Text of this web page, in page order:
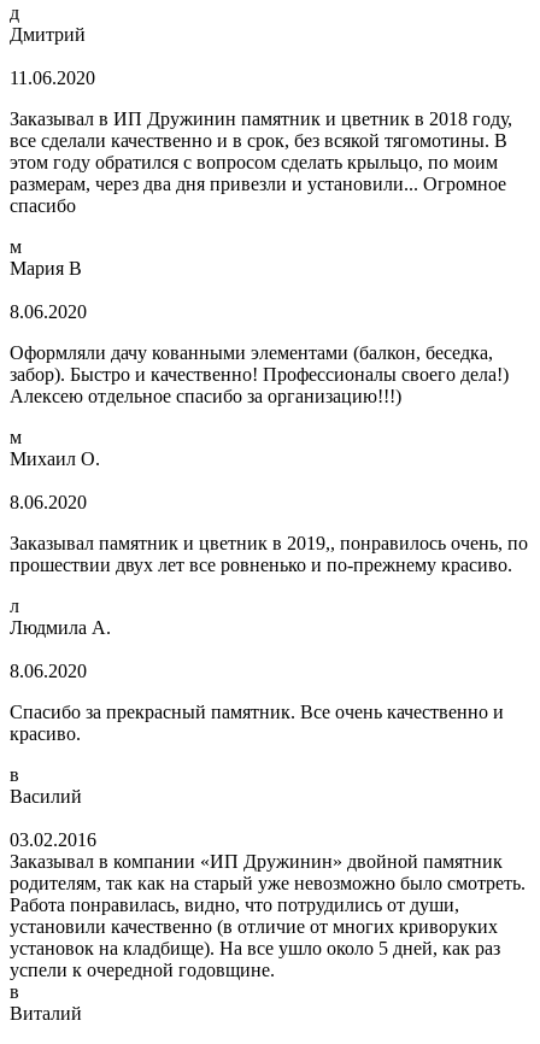
д
Дмитрий
11.06.2020
Заказывал в ИП Дружинин памятник и цветник в 2018 году,
все сделали качественно и в срок, без всякой тягомотины. В
этом году обратился с вопросом сделать крыльцо, по моим
размерам, через два дня привезли и установили... Огромное
спасибо
м
Мария В
8.06.2020
Оформляли дачу кованными элементами (балкон, беседка,
забор). Быстро и качественно! Профессионалы своего дела!)
Алексею отдельное спасибо за организацию!!!)
м
Михаил О.
8.06.2020
Заказывал памятник и цветник в 2019,, понравилось очень, по
прошествии двух лет все ровненько и по-прежнему красиво.
л
Людмила А.
8.06.2020
Спасибо за прекрасный памятник. Все очень качественно и
красиво.
в
Василий
03.02.2016
Заказывал в компании «ИП Дружинин» двойной памятник
родителям, так как на старый уже невозможно было смотреть.
Работа понравилась, видно, что потрудились от души,
установили качественно (в отличие от многих криворуких
установок на кладбище). На все ушло около 5 дней, как раз
успели к очередной годовщине.
в
Виталий